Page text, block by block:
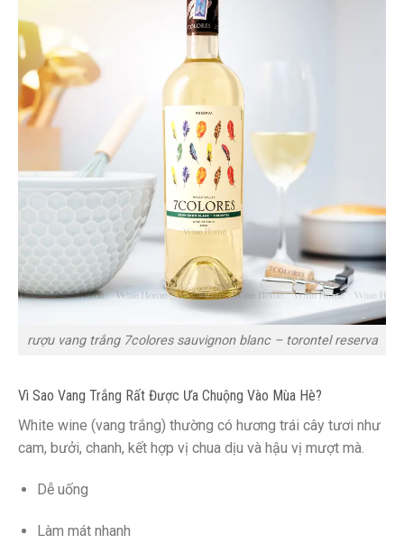
rượu vang trắng 7colores sauvignon blanc – torontel reserva
Vì Sao Vang Trắng Rất Được Ưa Chuộng Vào Mùa Hè?
White wine (vang trắng) thường có hương trái cây tươi như
cam, bưởi, chanh, kết hợp vị chua dịu và hậu vị mượt mà.
Dễ uống
Làm mát nhanh